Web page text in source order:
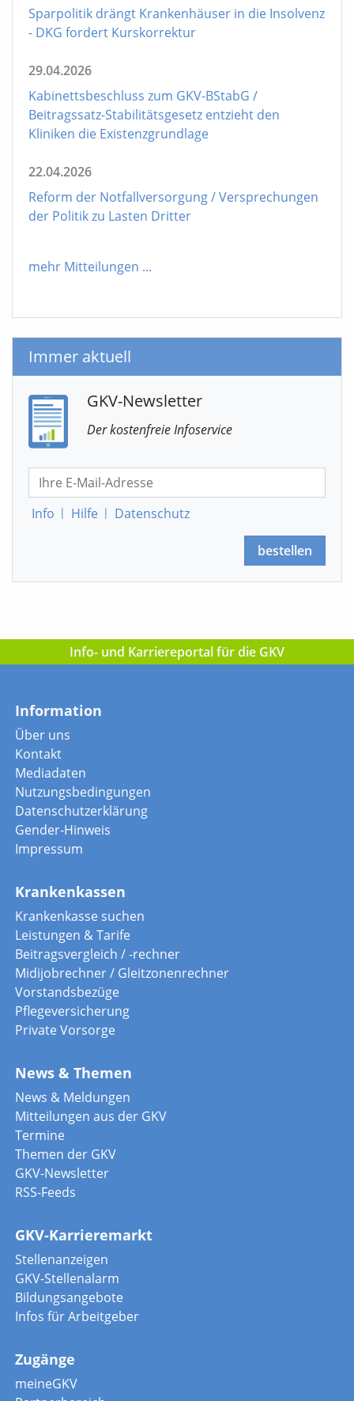
Sparpolitik drängt Krankenhäuser in die Insolvenz
- DKG fordert Kurskorrektur
29.04.2026
Kabinettsbeschluss zum GKV-BStabG /
Beitragssatz-Stabilitätsgesetz entzieht den
Kliniken die Existenzgrundlage
22.04.2026
Reform der Notfallversorgung / Versprechungen
der Politik zu Lasten Dritter
mehr Mitteilungen ...
Immer aktuell
GKV-Newsletter
Der kostenfreie Infoservice
Info | Hilfe | Datenschutz
bestellen
Info- und Karriereportal für die GKV
Information
Über uns
Kontakt
Mediadaten
Nutzungsbedingungen
Datenschutzerklärung
Gender-Hinweis
Impressum
Krankenkassen
Krankenkasse suchen
Leistungen & Tarife
Beitragsvergleich / -rechner
Midijobrechner / Gleitzonenrechner
Vorstandsbezüge
Pflegeversicherung
Private Vorsorge
News & Themen
News & Meldungen
Mitteilungen aus der GKV
Termine
Themen der GKV
GKV-Newsletter
RSS-Feeds
GKV-Karrieremarkt
Stellenanzeigen
GKV-Stellenalarm
Bildungsangebote
Infos für Arbeitgeber
Zugänge
meineGKV